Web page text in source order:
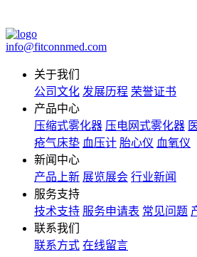
info@fitconnmed.com
关于我们
公司文化 发展历程 荣誉证书
产品中心
压缩式雾化器 压电网式雾化器
疮气床垫 血压计 胎心仪 血氧仪
新闻中心
产品上新 展览展会 行业新闻
服务支持
技术支持 服务申请表 常见问题
联系我们
联系方式 在线留言